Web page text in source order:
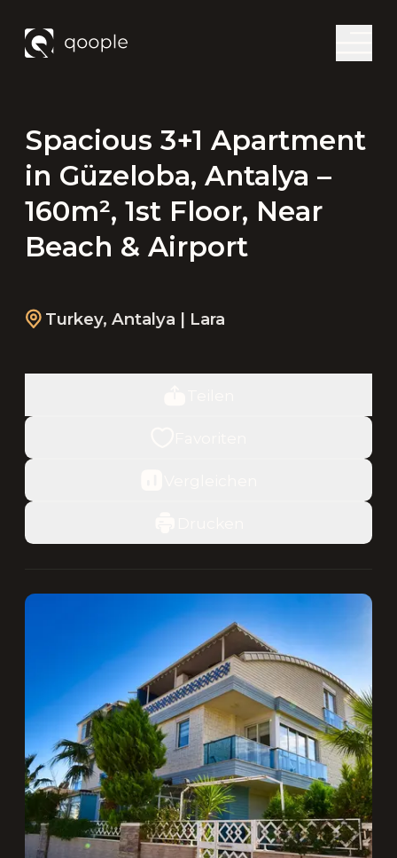
Spacious 3+1 Apartment
in Güzeloba, Antalya –
160m², 1st Floor, Near
Beach & Airport
Turkey, Antalya | Lara